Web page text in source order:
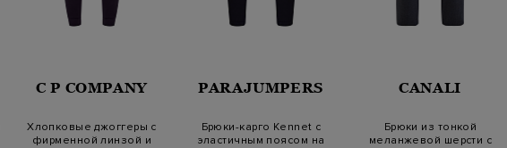
C P COMPANY
Хлопковые джоггеры с
фирменной линзой и
PARAJUMPERS
Брюки-карго Kennet c
эластичным поясом на
CANALI
Брюки из тонкой
меланжевой шерсти с